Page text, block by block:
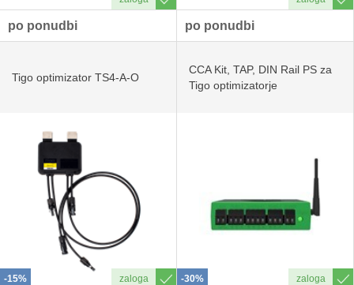
po ponudbi po ponudbi
-15%
Tigo optimizator TS4-A-O
-30%
CCA Kit, TAP, DIN Rail PS za
Tigo optimizatorje